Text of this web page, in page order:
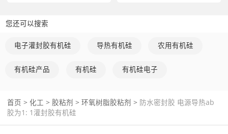
您还可以搜索
电子灌封胶有机硅 导热有机硅 农用有机硅
有机硅产品 有机硅 有机硅电子
首页 > 化工 > 胶粘剂 > 环氧树脂胶粘剂 > 防水密封胶 电源导热ab
胶为1: 1灌封胶有机硅